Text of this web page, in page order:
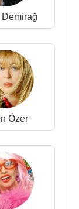
Demirağ
ileBaha
Kartal Kaan
etmiş olan
Büyükşehir
Mesam
/ Seni Öyle
Demirağ
Özer